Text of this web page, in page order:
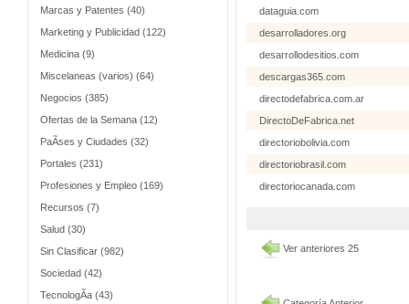
Marcas y Patentes (40)
Marketing y Publicidad (122)
Medicina (9)
Miscelaneas (varios) (64)
Negocios (385)
Ofertas de la Semana (12)
PaÃ­ses y Ciudades (32)
Portales (231)
Profesiones y Empleo (169)
Recursos (7)
Salud (30)
Sin Clasificar (982)
Sociedad (42)
TecnologÃ­a (43)
dataguia.com
desarrolladores.org
desarrollodesitios.com
descargas365.com
directodefabrica.com.ar
DirectoDeFabrica.net
directoriobolivia.com
directoriobrasil.com
directoriocanada.com
Ver anteriores 25